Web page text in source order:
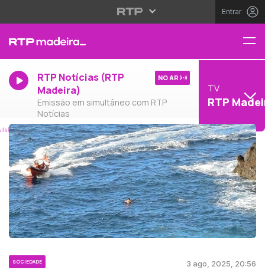
Entrar
RTP Notícias (RTP
Madeira)
Emissão em simultâneo com RTP
Notícias
NO AR
TV
RTP
SOCIEDADE 3 ago, 2025, 20:56